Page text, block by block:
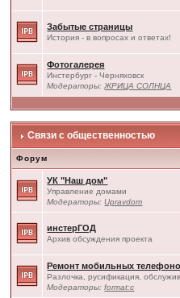
Забытые страницы
История - в вопросах и ответах!
Фотогалерея
Инстербург - Черняховск
Модераторы:ЖРИЦА СОЛНЦА
Связи с общественностью
Форум
УК "Наш дом"
Управление домами
Модераторы:Upravdom
инстерГОД
Архив обсуждения проекта
Ремонт мобильных
Разлочка, русификация,
Модераторы:format:c